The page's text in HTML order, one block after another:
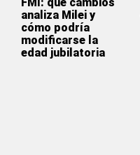
analiza Milei y
cómo podría
modificarse la
edad jubilatoria